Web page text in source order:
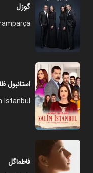
گوزل
استانبول
Istanbul
فاطماگل